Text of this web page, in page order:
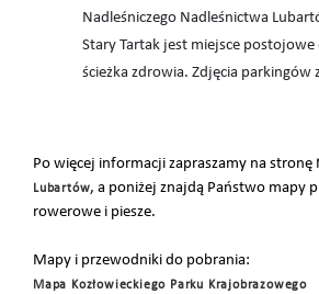
Nadleśniczego Nadleśnictwa
Stary Tartak jest miejsce
ścieżka zdrowia. Zdjęcia parkingów
Po więcej informacji zapraszamy na stronę
Lubartów, a poniżej znajdą Państwo mapy
rowerowe i piesze.
Mapy i przewodniki do pobrania:
Mapa Kozłowieckiego Parku Krajobrazowego